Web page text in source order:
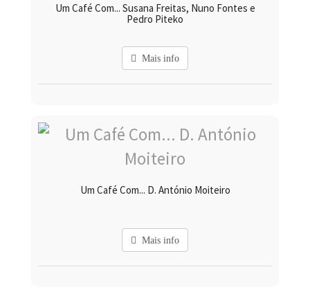
Um Café Com... Susana Freitas, Nuno Fontes e
Pedro Piteko
Mais info
Um Café Com... D. António Moiteiro
Mais info